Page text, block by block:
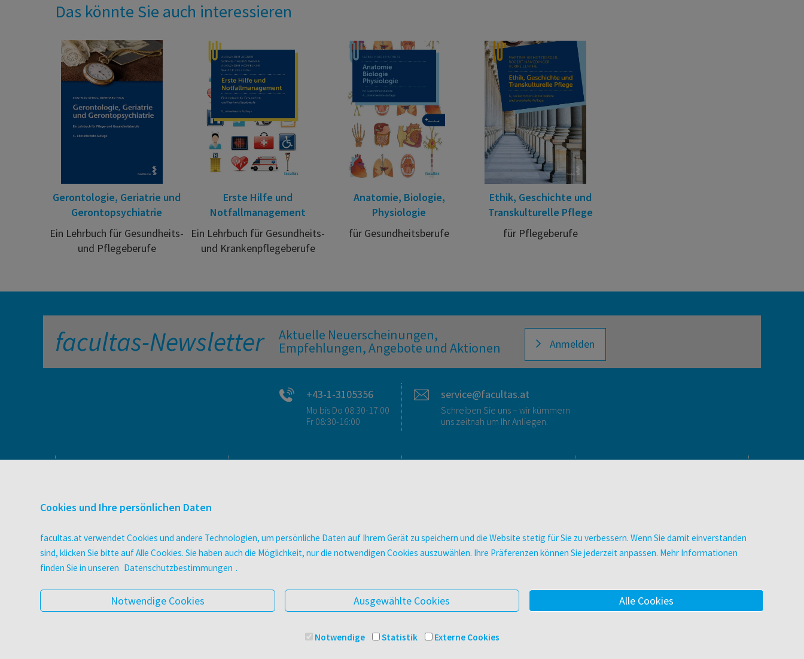
Das könnte Sie auch interessieren
Gerontologie, Geriatrie und
Gerontopsychiatrie
Ein Lehrbuch für Gesundheits-
und Pflegeberufe
Erste Hilfe und
Notfallmanagement
Ein Lehrbuch für Gesundheits-
und Krankenpflegeberufe
Anatomie, Biologie,
Physiologie
für Gesundheitsberufe
Ethik, Geschichte und
Transkulturelle Pflege
für Pflegeberufe
facultas-Newsletter Aktuelle Neuerscheinungen,
Empfehlungen, Angebote und Aktionen Anmelden
+43-1-3105356
Mo bis Do 08:30-17:00
Fr 08:30-16:00
service@facultas.at
Schreiben Sie uns – wir kümmern
uns zeitnah um Ihr Anliegen.
Buchhandel
Druckerei facultas druckt.
Wissen Magazin
Pflegeausbildung
Ansprechpartner:innen
So finden Sie uns
E-Books
facultas Club
Datenschutz & Cookies
AGB
© 2025 Facultas Verlags- und Buchhandels AG
Cookies und Ihre persönlichen Daten
facultas.at verwendet Cookies und andere Technologien, um persönliche Daten auf Ihrem Gerät zu speichern und die Website stetig für Sie zu verbessern. Wenn Sie damit einverstanden
sind, klicken Sie bitte auf Alle Cookies. Sie haben auch die Möglichkeit, nur die notwendigen Cookies auszuwählen. Ihre Präferenzen können Sie jederzeit anpassen. Mehr Informationen
finden Sie in unseren Datenschutzbestimmungen .
Notwendige Cookies Ausgewählte Cookies Alle Cookies
Notwendige Statistik Externe Cookies